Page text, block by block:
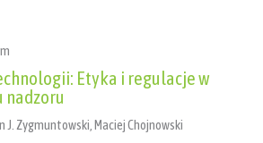
Etyka i regulacje w
J. Zygmuntowski, Maciej Chojnowski